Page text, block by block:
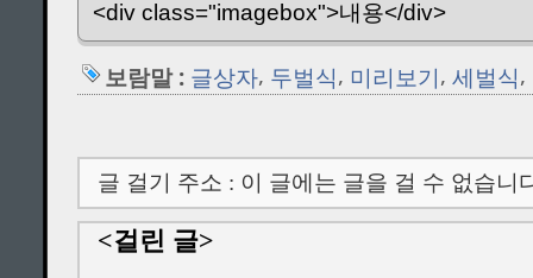
<div class="imagebox">내용</div>
보람말 : 글상자, 두벌식, 미리보기, 세벌식,
글 걸기 주소 : 이 글에는 글을 걸 수 없습니
<걸린 글>